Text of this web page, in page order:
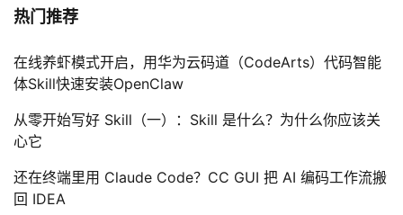
热门推荐
在线养虾模式开启，用华为云码道（CodeArts）代码智能
体Skill快速安装OpenClaw
从零开始写好 Skill（一）：Skill 是什么？为什么你应该关
心它
还在终端里用 Claude Code？CC GUI 把 AI 编码工作流搬
回 IDEA